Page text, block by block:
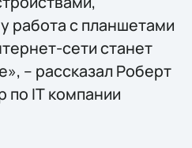
работа с планшетами
сети станет
– рассказал Роберт
по IТ компании